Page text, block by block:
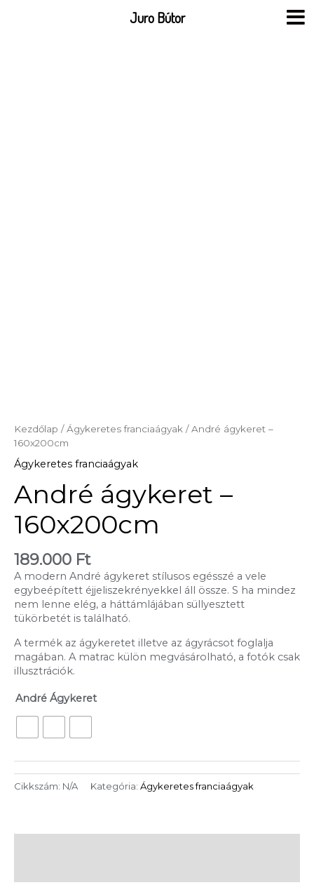
Kezdőlap /Ágykeretes franciaágyak / André ágykeret –
160x200cm
Ágykeretes franciaágyak
André ágykeret –
160x200cm
189.000 Ft
A modern André ágykeret stílusos egésszé a vele
egybeépített éjjeliszekrényekkel áll össze. S ha mindez
nem lenne elég, a háttámlájában süllyesztett
tükörbetét is található.
A termék az ágykeretet illetve az ágyrácsot foglalja
magában. A matrac külön megvásárolható, a fotók csak
illusztrációk.
André Ágykeret
Cikkszám: N/A Kategória: Ágykeretes franciaágyak
Juro Bútor